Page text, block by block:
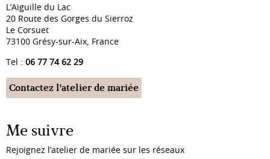
L’Aiguille du Lac
20 Route des Gorges du Sierroz
Le Corsuet
73100 Grésy-sur-Aix, France
Tel : 06 77 74 62 29
Contactez l'atelier de mariée
Me suivre
Rejoignez l’atelier de mariée sur les réseaux